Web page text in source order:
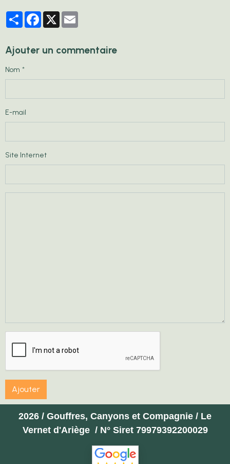
PartagerFacebook
X
Ajouter un commentaire
Nom
E-mail
Site Internet
Ajouter
2026 / Gouffres, Canyons et Compagnie / Le
Vernet d'Ariège / N° Siret 79979392200029